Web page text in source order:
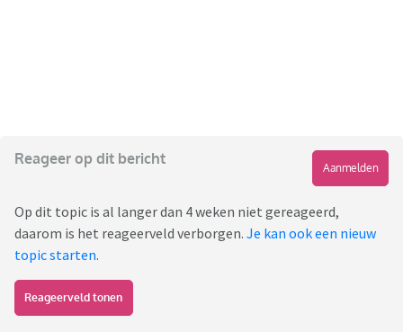
Reageer op dit bericht
Aanmelden
Op dit topic is al langer dan 4 weken niet gereageerd,
daarom is het reageerveld verborgen. Je kan ook een nieuw
topic starten.
Reageerveld tonen